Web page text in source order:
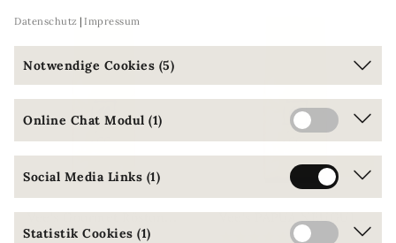
Datenschutz Impressum
Notwendige Cookies (5)
Online Chat Modul (1)
Social Media Links (1)
Statistik Cookies (1)
V
ee's Gourmet Röstung Business XXL (24 x 1Kg) V
ee's PAPUA NEUGUINEA - Organic Wild Blue Mountain Business XXL (24 x 1Kg)